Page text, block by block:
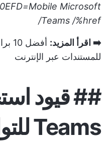
Microsoft
Teams /%href/
➡️ اقرأ المزيد:
للمستندات عبر الإنترنت
##قيود
Teams للتواصل